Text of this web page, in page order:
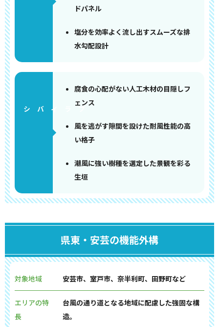
ドパネル
塩分を効率よく流し出すスムーズな排
水勾配設計
腐食の心配がない人工木材の目隠しフ
ェンス
風を逃がす隙間を設けた耐風性能の高
い格子
潮風に強い樹種を選定した景観を彩る
生垣
県東・安芸の機能外構
対象地域 安芸市、室戸市、奈半利町、田野町など
エリアの特
長
台風の通り道となる地域に配慮した強固な構
造。